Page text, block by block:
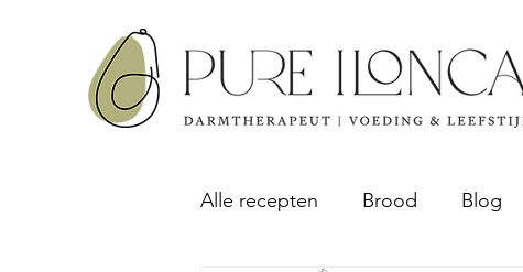
Alle recepten Brood Blog